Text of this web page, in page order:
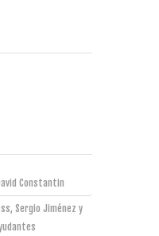
Constantin
Sergio Jiménez y